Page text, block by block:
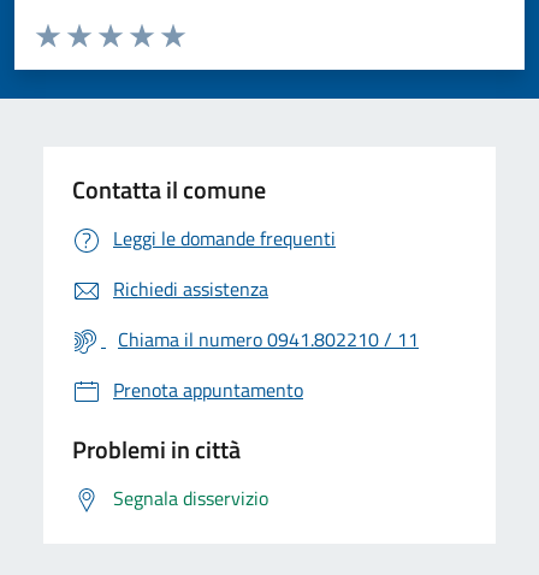
Valuta da 1 a 5 stelle la pagina
Valuta 5 stelle su 5
Valuta 4 stelle su 5
Valuta 3 stelle su 5
Valuta 2 stelle su 5
Valuta 1 stelle su 5
Contatta il comune
Leggi le domande frequenti
Richiedi assistenza
Chiama il numero 0941.802210 / 11
Prenota appuntamento
Problemi in città
Segnala disservizio